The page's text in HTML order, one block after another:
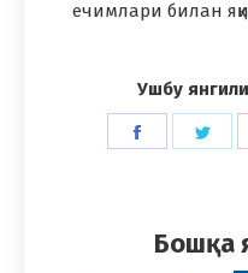
ечимлари билан
Ушбу
Share
Бошқа